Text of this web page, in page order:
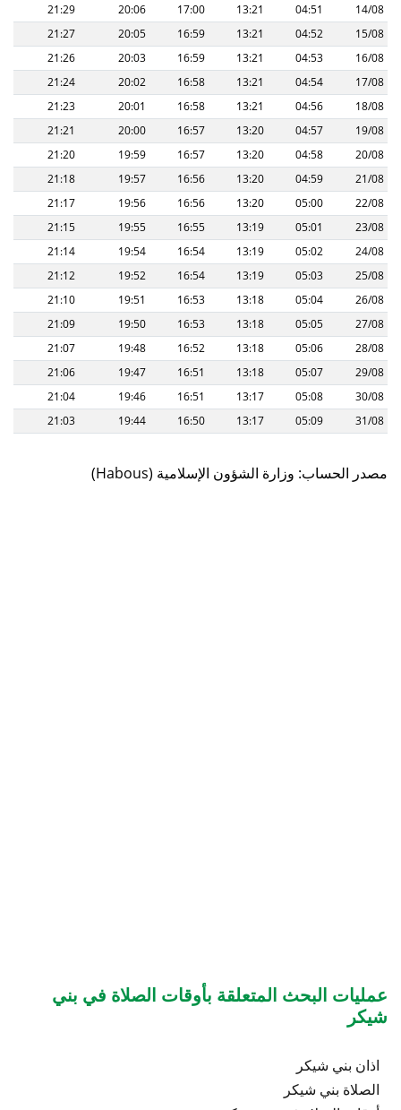
14/08
04:51
13:21
17:00
20:06
21:29
15/08
04:52
13:21
16:59
20:05
21:27
16/08
04:53
13:21
16:59
20:03
21:26
17/08
04:54
13:21
16:58
20:02
21:24
18/08
04:56
13:21
16:58
20:01
21:23
19/08
04:57
13:20
16:57
20:00
21:21
20/08
04:58
13:20
16:57
19:59
21:20
21/08
04:59
13:20
16:56
19:57
21:18
22/08
05:00
13:20
16:56
19:56
21:17
23/08
05:01
13:19
16:55
19:55
21:15
24/08
05:02
13:19
16:54
19:54
21:14
25/08
05:03
13:19
16:54
19:52
21:12
26/08
05:04
13:18
16:53
19:51
21:10
27/08
05:05
13:18
16:53
19:50
21:09
28/08
05:06
13:18
16:52
19:48
21:07
29/08
05:07
13:18
16:51
19:47
21:06
30/08
05:08
13:17
16:51
19:46
21:04
31/08
05:09
13:17
16:50
19:44
21:03
(Habous) مصدر الحساب: وزارة الشؤون الإسلامية
عمليات البحث المتعلقة بأوقات الصلاة في بني
شيكر
اذان بني شيكر
الصلاة بني شيكر